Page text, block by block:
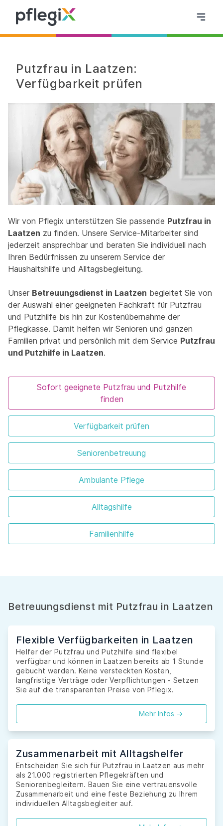
Putzfrau in Laatzen:
Verfügbarkeit prüfen
Wir von Pflegix unterstützen Sie passende Putzfrau in
Laatzen zu finden. Unsere Service-Mitarbeiter sind
jederzeit ansprechbar und beraten Sie individuell nach
Ihren Bedürfnissen zu unserem Service der
Haushaltshilfe und Alltagsbegleitung.
Unser Betreuungsdienst in Laatzen begleitet Sie von
der Auswahl einer geeigneten Fachkraft für Putzfrau
und Putzhilfe bis hin zur Kostenübernahme der
Pflegkasse. Damit helfen wir Senioren und ganzen
Familien privat und persönlich mit dem Service Putzfrau
und Putzhilfe in Laatzen.
Sofort geeignete Putzfrau und Putzhilfe
finden
Verfügbarkeit prüfen
Seniorenbetreuung
Ambulante Pflege
Alltagshilfe
Familienhilfe
Betreuungsdienst mit Putzfrau in Laatzen
Flexible Verfügbarkeiten in Laatzen
Helfer der Putzfrau und Putzhilfe sind flexibel
verfügbar und können in Laatzen bereits ab 1 Stunde
gebucht werden. Keine versteckten Kosten,
langfristige Verträge oder Verpflichtungen - Setzen
Sie auf die transparenten Preise von Pflegix.
Mehr Infos ->
Zusammenarbeit mit Alltagshelfer
Entscheiden Sie sich für Putzfrau in Laatzen aus mehr
als 21.000 registrierten Pflegekräften und
Seniorenbegleitern. Bauen Sie eine vertrauensvolle
Zusammenarbeit und eine feste Beziehung zu Ihrem
individuellen Alltagsbegleiter auf.